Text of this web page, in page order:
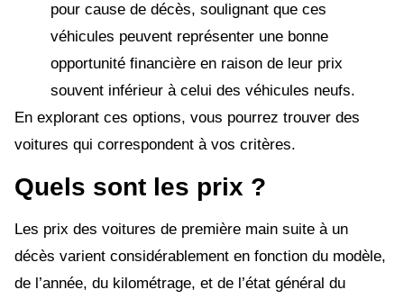
pour cause de décès, soulignant que ces
véhicules peuvent représenter une bonne
opportunité financière en raison de leur prix
souvent inférieur à celui des véhicules neufs.
En explorant ces options, vous pourrez trouver des
voitures qui correspondent à vos critères.
Quels sont les prix ?
Les prix des voitures de première main suite à un
décès varient considérablement en fonction du modèle,
de l’année, du kilométrage, et de l’état général du